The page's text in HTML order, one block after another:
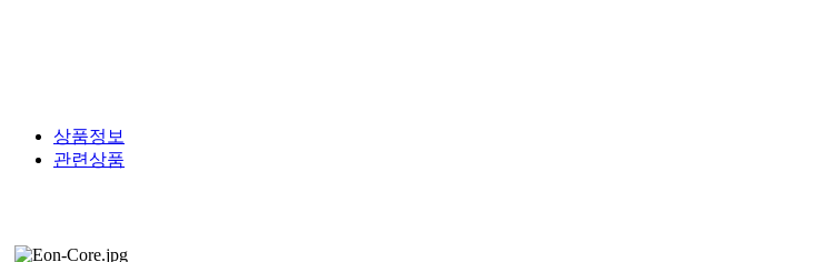
상품정보
관련상품